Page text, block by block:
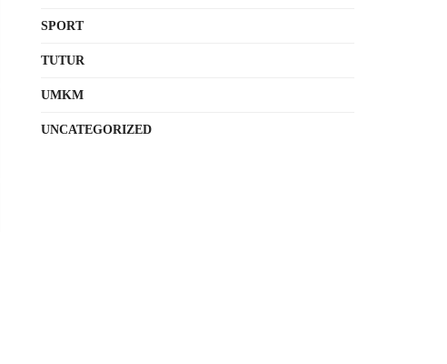
SPORT
TUTUR
UMKM
UNCATEGORIZED